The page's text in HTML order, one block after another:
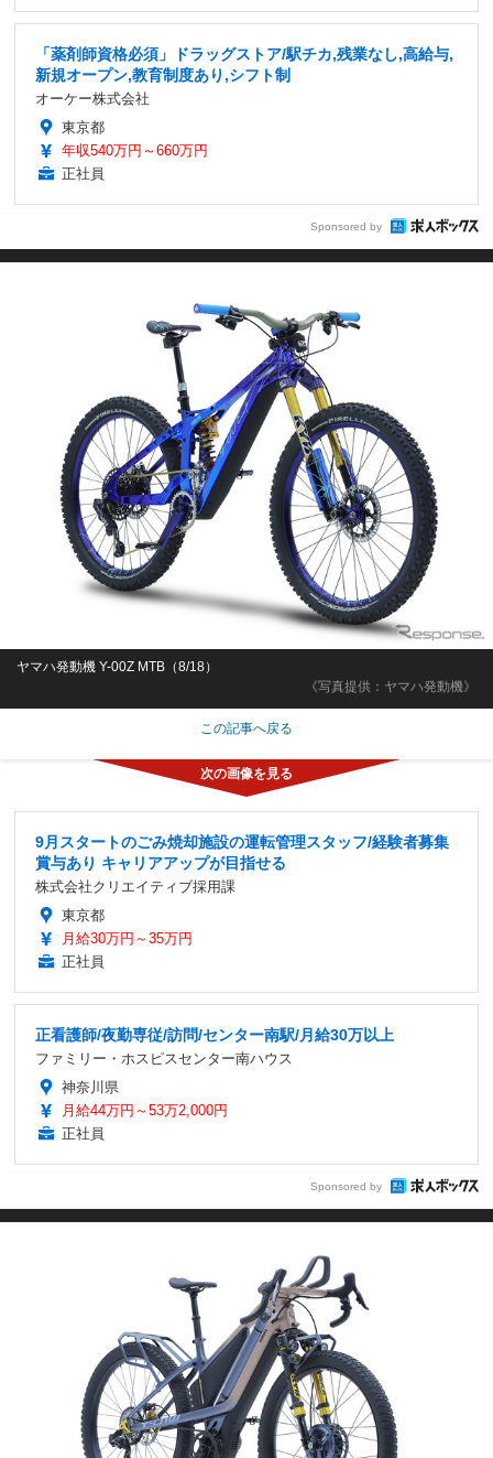
「薬剤師資格必須」ドラッグストア/駅チカ,残業なし,高給与,
新規オープン,教育制度あり,シフト制
オーケー株式会社
東京都
年収540万円～660万円
正社員
Sponsored by
《写真提供：ヤマハ発動機》
ヤマハ発動機 Y-00Z MTB（8/18）
この記事へ戻る
9月スタートのごみ焼却施設の運転管理スタッフ/経験者募集
賞与あり キャリアアップが目指せる
株式会社クリエイティブ採用課
東京都
月給30万円～35万円
正社員
正看護師/夜勤専従/訪問/センター南駅/月給30万以上
ファミリー・ホスピスセンター南ハウス
神奈川県
月給44万円～53万2,000円
正社員
Sponsored by